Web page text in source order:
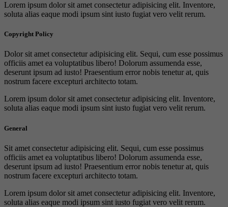
Lorem ipsum dolor sit amet consectetur adipisicing elit. Inventore,
soluta alias eaque modi ipsum sint iusto fugiat vero velit rerum.
Copyright Policy
Dolor sit amet consectetur adipisicing elit. Sequi, cum esse possimus
officiis amet ea voluptatibus libero! Dolorum assumenda esse,
deserunt ipsum ad iusto! Praesentium error nobis tenetur at, quis
nostrum facere excepturi architecto totam.
Lorem ipsum dolor sit amet consectetur adipisicing elit. Inventore,
soluta alias eaque modi ipsum sint iusto fugiat vero velit rerum.
General
Sit amet consectetur adipisicing elit. Sequi, cum esse possimus
officiis amet ea voluptatibus libero! Dolorum assumenda esse,
deserunt ipsum ad iusto! Praesentium error nobis tenetur at, quis
nostrum facere excepturi architecto totam.
Lorem ipsum dolor sit amet consectetur adipisicing elit. Inventore,
soluta alias eaque modi ipsum sint iusto fugiat vero velit rerum.